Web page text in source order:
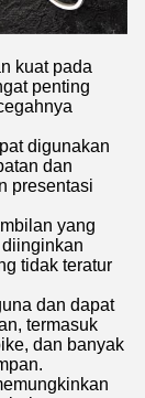
kuat pada
penting
digunakan
dan
presentasi
yang
tidak teratur
dan dapat
termasuk
dan banyak